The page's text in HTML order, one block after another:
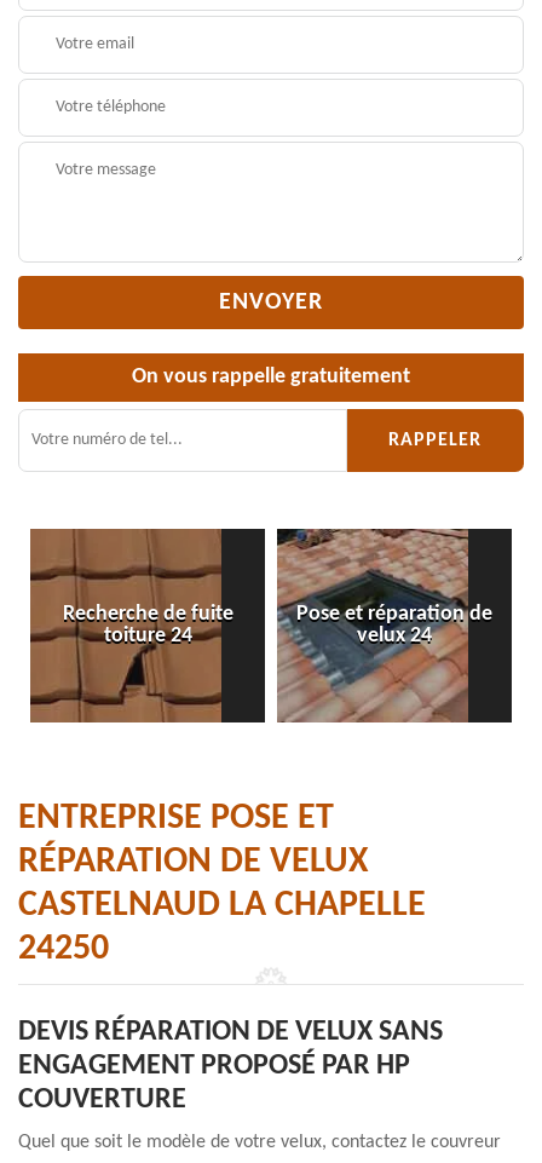
On vous rappelle gratuitement
Recherche de fuite
toiture 24
Pose et réparation de
velux 24
ENTREPRISE POSE ET
RÉPARATION DE VELUX
CASTELNAUD LA CHAPELLE
24250
DEVIS RÉPARATION DE VELUX SANS
ENGAGEMENT PROPOSÉ PAR HP
COUVERTURE
Quel que soit le modèle de votre velux, contactez le couvreur